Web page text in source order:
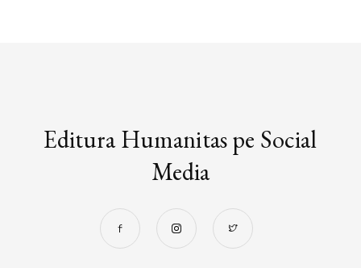
Editura Humanitas pe Social
Media